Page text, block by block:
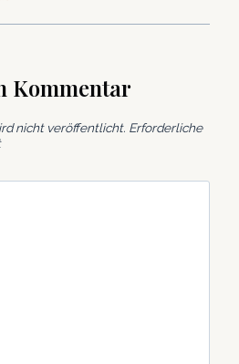
Kommentar
nicht veröffentlicht. Erforderliche